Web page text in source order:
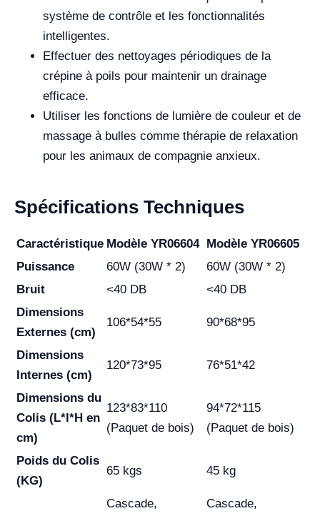
système de contrôle et les fonctionnalités
intelligentes.
Effectuer des nettoyages périodiques de la
crépine à poils pour maintenir un drainage
efficace.
Utiliser les fonctions de lumière de couleur et de
massage à bulles comme thérapie de relaxation
pour les animaux de compagnie anxieux.
Spécifications Techniques
Caractéristique Modèle YR06604 Modèle YR06605
Puissance
60W (30W * 2)
60W (30W * 2)
Bruit
<40 DB
<40 DB
Dimensions
Externes (cm)
106*54*55 90*68*95
Dimensions
Internes (cm)
120*73*95 76*51*42
Dimensions du
Colis (L*l*H en
cm)
123*83*110
(Paquet de bois)
94*72*115
(Paquet de bois)
Poids du Colis
(KG)
65 kgs 45 kg
Cascade,
Cascade,